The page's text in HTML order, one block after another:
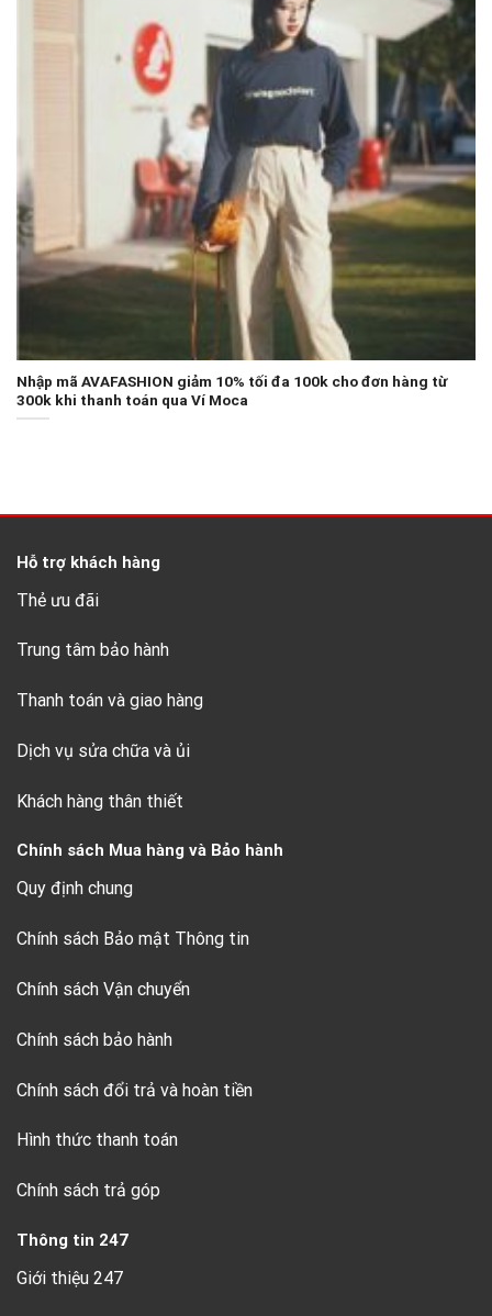
Nhập mã AVAFASHION giảm 10% tối đa 100k cho đơn hàng từ
300k khi thanh toán qua Ví Moca
Hỗ trợ khách hàng
Thẻ ưu đãi
Trung tâm bảo hành
Thanh toán và giao hàng
Dịch vụ sửa chữa và ủi
Khách hàng thân thiết
Chính sách Mua hàng và Bảo hành
Quy định chung
Chính sách Bảo mật Thông tin
Chính sách Vận chuyển
Chính sách bảo hành
Chính sách đổi trả và hoàn tiền
Hình thức thanh toán
Chính sách trả góp
Thông tin 247
Giới thiệu 247